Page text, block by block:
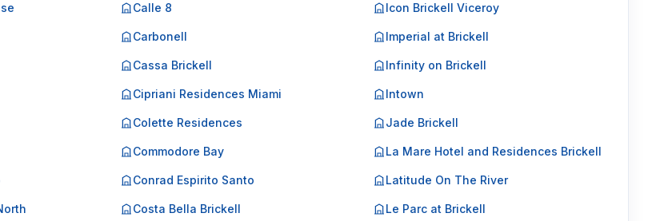
Calle 8
Carbonell
Cassa Brickell
Cipriani Residences Miami
Colette Residences
Commodore Bay
Conrad Espirito Santo
Costa Bella Brickell
Icon Brickell Viceroy
Imperial at Brickell
Infinity on Brickell
Intown
Jade Brickell
La Mare Hotel and Residences Brickell
Latitude On The River
Le Parc at Brickell